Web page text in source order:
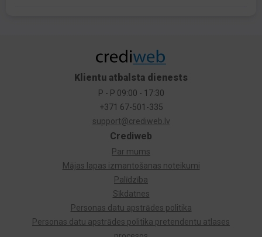
Crediweb
Par mums
Mājas lapas izmantošanas noteikumi
Palīdzība
Sīkdatnes
Personas datu apstrādes politika
Personas datu apstrādes politika pretendentu atlases
Klientu atbalsta dienests
P - P 09:00 - 17:30
+371 67-501-335
support@crediweb.lv